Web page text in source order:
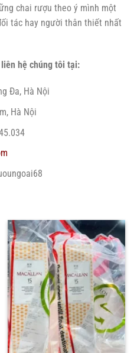
chai rượu theo ý mình một
tác hay người thân thiết nhất
hệ chúng tôi tại:
Đa, Hà Nội
Hà Nội